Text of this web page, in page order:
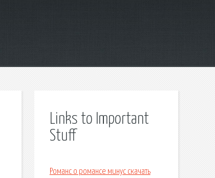
Links to Important
Stuff
Романс о романсе минус скачать